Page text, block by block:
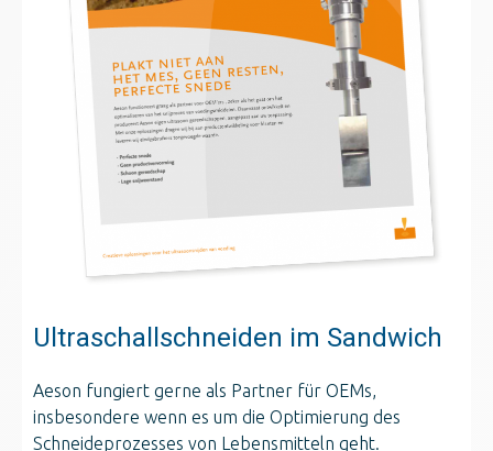
Ultraschallschneiden im Sandwich
Aeson fungiert gerne als Partner für OEMs,
insbesondere wenn es um die Optimierung des
Schneideprozesses von Lebensmitteln geht.